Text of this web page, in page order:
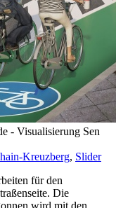
- Visualisierung Sen
Kreuzberg, Slider
für den
Die